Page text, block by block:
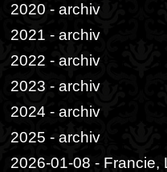
2020 - archiv
2021 - archiv
2022 - archiv
2023 - archiv
2024 - archiv
2025 - archiv
2026-01-08 - Francie,